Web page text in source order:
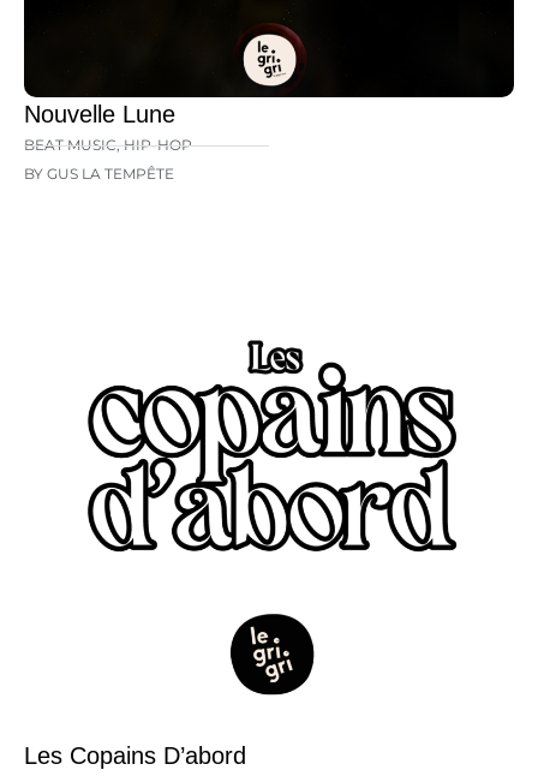
Nouvelle Lune
BEAT MUSIC,HIP-HOP
BY GUS LA TEMPÊTE
Les Copains D’abord